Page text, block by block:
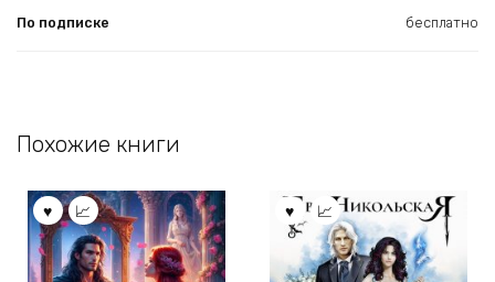
По подписке бесплатно
Похожие книги